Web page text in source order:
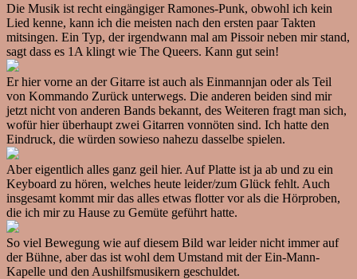
Die Musik ist recht eingängiger Ramones-Punk, obwohl ich kein
Lied kenne, kann ich die meisten nach den ersten paar Takten
mitsingen. Ein Typ, der irgendwann mal am Pissoir neben mir stand,
sagt dass es 1A klingt wie The Queers. Kann gut sein!
Er hier vorne an der Gitarre ist auch als Einmannjan oder als Teil
von Kommando Zurück unterwegs. Die anderen beiden sind mir
jetzt nicht von anderen Bands bekannt, des Weiteren fragt man sich,
wofür hier überhaupt zwei Gitarren vonnöten sind. Ich hatte den
Eindruck, die würden sowieso nahezu dasselbe spielen.
Aber eigentlich alles ganz geil hier. Auf Platte ist ja ab und zu ein
Keyboard zu hören, welches heute leider/zum Glück fehlt. Auch
insgesamt kommt mir das alles etwas flotter vor als die Hörproben,
die ich mir zu Hause zu Gemüte geführt hatte.
So viel Bewegung wie auf diesem Bild war leider nicht immer auf
der Bühne, aber das ist wohl dem Umstand mit der Ein-Mann-
Kapelle und den Aushilfsmusikern geschuldet.